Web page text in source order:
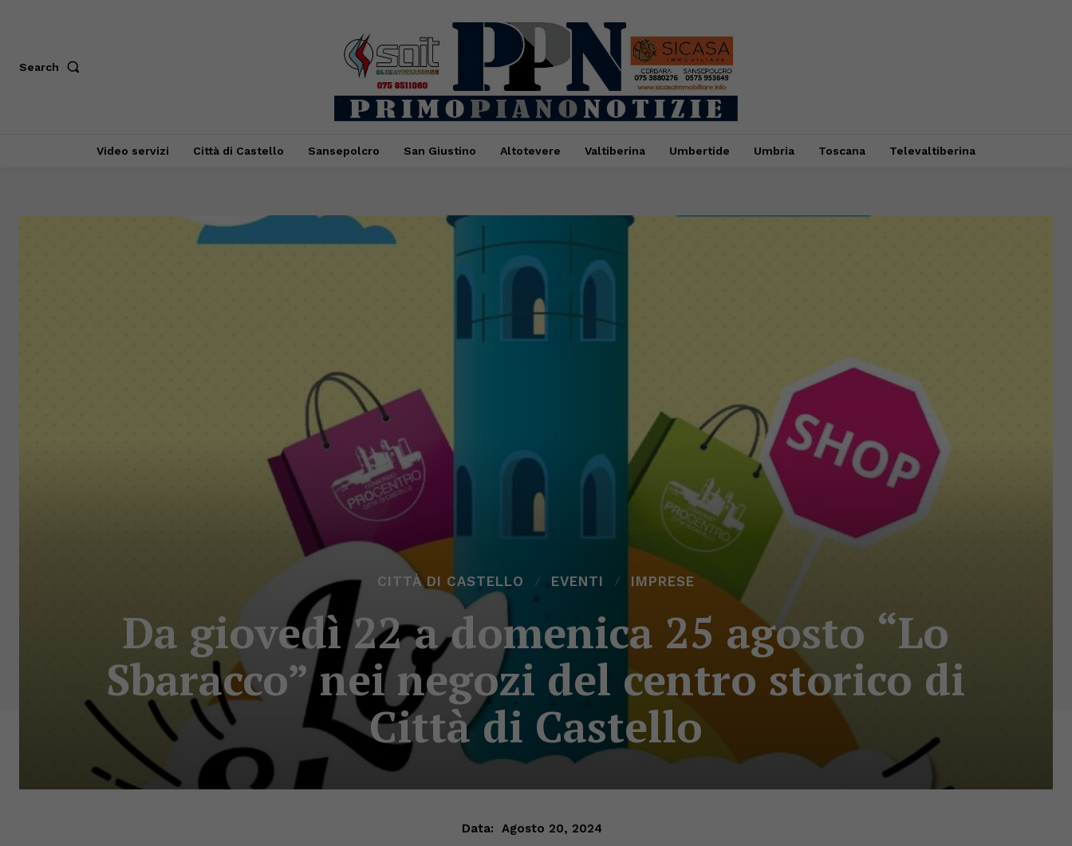
Search
Video servizi Città di Castello Sansepolcro San Giustino Altotevere Valtiberina Umbertide Umbria Toscana Televaltiberina
CITTÀ DI CASTELLO EVENTI IMPRESE
Da giovedì 22 a domenica 25 agosto “Lo
Sbaracco” nei negozi del centro storico di
Città di Castello
Data: Agosto 20, 2024